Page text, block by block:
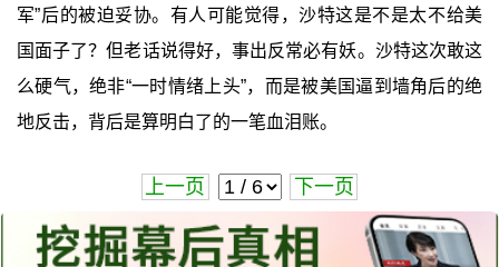
军”后的被迫妥协。有人可能觉得，沙特这是不是太不给美
国面子了？但老话说得好，事出反常必有妖。沙特这次敢这
么硬气，绝非“一时情绪上头”，而是被美国逼到墙角后的绝
地反击，背后是算明白了的一笔血泪账。
上一页 下一页